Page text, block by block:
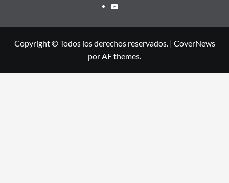
Youtube
Copyright © Todos los derechos reservados. | CoverNews
por AF themes.